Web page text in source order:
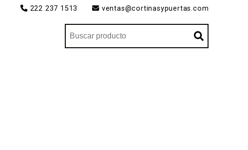
222 237 1513 ventas@cortinasypuertas.com